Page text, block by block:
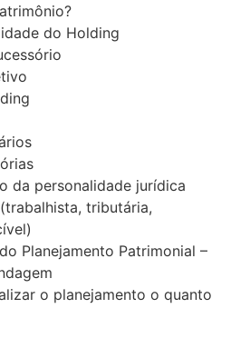
do Holding
da personalidade jurídica
tributária,
Planejamento Patrimonial –
o planejamento o quanto